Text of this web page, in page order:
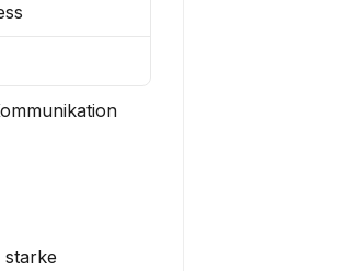
starke